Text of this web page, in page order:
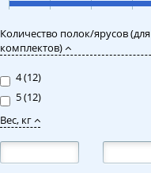
Количество полок/ярусов (для
комплектов)
4 (12)
5 (12)
Вес, кг